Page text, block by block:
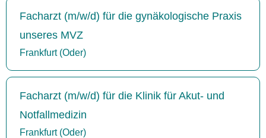
Facharzt (m/w/d) für die gynäkologische Praxis
unseres MVZ
Frankfurt (Oder)
Facharzt (m/w/d) für die Klinik für Akut- und
Notfallmedizin
Frankfurt (Oder)